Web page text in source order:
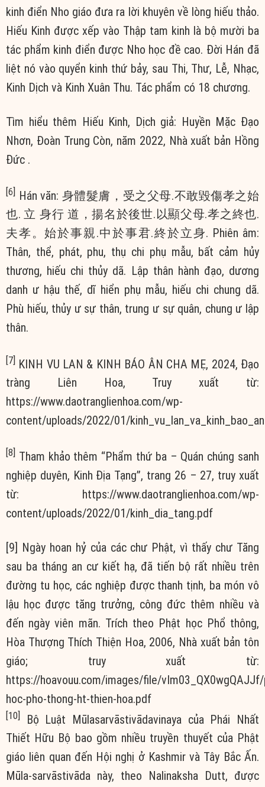
kinh điển Nho giáo đưa ra lời khuyên về lòng hiếu thảo.
Hiếu Kinh được xếp vào Thập tam kinh là bộ mười ba
tác phẩm kinh điển được Nho học đề cao. Đời Hán đã
liệt nó vào quyển kinh thứ bảy, sau Thi, Thư, Lễ, Nhạc,
Kinh Dịch và Kinh Xuân Thu. Tác phẩm có 18 chương.
Tìm hiểu thêm Hiếu Kinh, Dịch giả: Huyền Mặc Đạo
Nhơn, Đoàn Trung Còn, năm 2022, Nhà xuất bản Hồng
Đức .
[6] Hán văn: 身體髮膚，受之父母.不敢毀傷孝之始
也. 立 身行 道，揚名於後世.以顯父母.孝之終也.
夫孝。始於事親.中於事君.終於立身. Phiên âm:
Thân, thể, phát, phu, thụ chi phụ mẫu, bất cảm hủy
thương, hiếu chi thủy dã. Lập thân hành đạo, dương
danh ư hậu thế, dĩ hiển phụ mẫu, hiếu chi chung dã.
Phù hiếu, thủy ư sự thân, trung ư sự quân, chung ư lập
thân.
[7] KINH VU LAN & KINH BÁO ÂN CHA MẸ, 2024, Đạo
tràng Liên Hoa, Truy xuất từ:
https://www.daotranglienhoa.com/wp-
content/uploads/2022/01/
[8]
Tham khảo thêm “Phẩm thứ ba – Quán chúng sanh
nghiệp duyên, Kinh Địa Tạng”, trang 26 – 27, truy xuất
từ: https://www.daotranglienhoa.com/wp-
content/uploads/2022/01/kinh_dia_tang.pdf
[9] Ngày hoan hỷ của các chư Phật, vì thấy chư Tăng
sau ba tháng an cư kiết hạ, đã tiến bộ rất nhiều trên
đường tu học, các nghiệp được thanh tịnh, ba món vô
lậu học được tăng trưởng, công đức thêm nhiều và
đến ngày viên mãn. Trích theo Phật học Phổ thông,
Hòa Thượng Thích Thiện Hoa, 2006, Nhà xuất bản tôn
giáo; truy xuất từ:
https://hoavouu.com/images/file/
hoc-pho-thong-ht-thien-hoa.pdf
[10]
Bộ Luật Mūlasarvāstivādavinaya của Phái Nhất
Thiết Hữu Bộ bao gồm nhiều truyền thuyết của Phật
giáo liên quan đến Hội nghị ở Kashmir và Tây Bắc Ấn.
Mūla-sarvāstivāda này, theo Nalinaksha Dutt, được